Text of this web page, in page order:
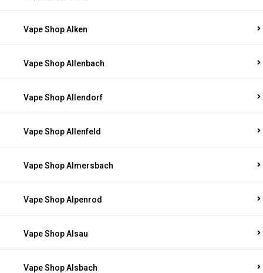
Vape Shop Alken
Vape Shop Allenbach
Vape Shop Allendorf
Vape Shop Allenfeld
Vape Shop Almersbach
Vape Shop Alpenrod
Vape Shop Alsau
Vape Shop Alsbach